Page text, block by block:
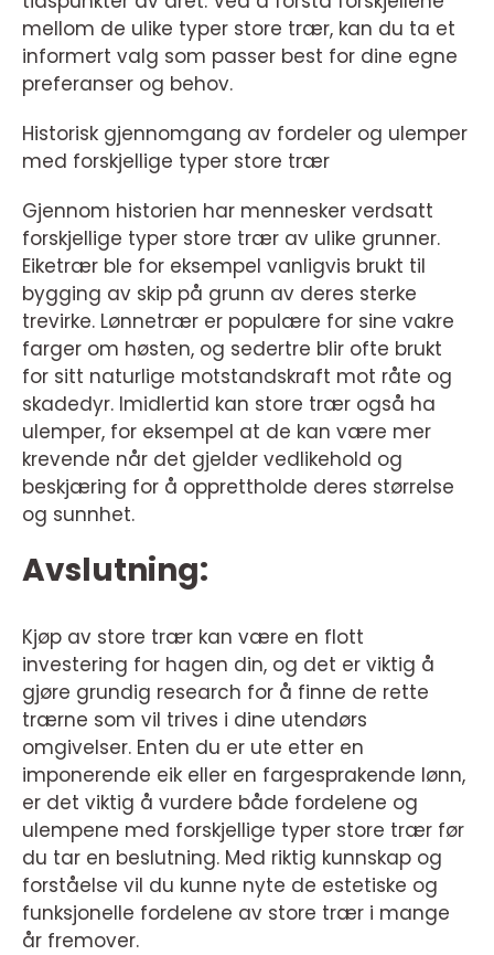
mellom de ulike typer store trær, kan du ta et
informert valg som passer best for dine egne
preferanser og behov.
Historisk gjennomgang av fordeler og ulemper
med forskjellige typer store trær
Gjennom historien har mennesker verdsatt
forskjellige typer store trær av ulike grunner.
Eiketrær ble for eksempel vanligvis brukt til
bygging av skip på grunn av deres sterke
trevirke. Lønnetrær er populære for sine vakre
farger om høsten, og sedertre blir ofte brukt
for sitt naturlige motstandskraft mot råte og
skadedyr. Imidlertid kan store trær også ha
ulemper, for eksempel at de kan være mer
krevende når det gjelder vedlikehold og
beskjæring for å opprettholde deres størrelse
og sunnhet.
Avslutning:
Kjøp av store trær kan være en flott
investering for hagen din, og det er viktig å
gjøre grundig research for å finne de rette
trærne som vil trives i dine utendørs
omgivelser. Enten du er ute etter en
imponerende eik eller en fargesprakende lønn,
er det viktig å vurdere både fordelene og
ulempene med forskjellige typer store trær før
du tar en beslutning. Med riktig kunnskap og
forståelse vil du kunne nyte de estetiske og
funksjonelle fordelene av store trær i mange
år fremover.